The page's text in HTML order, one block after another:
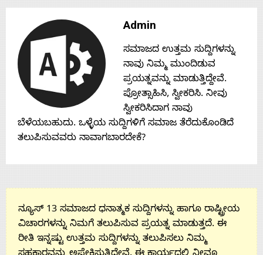
Admin
ಸಮಾಜದ ಉತ್ತಮ ಸುದ್ದಿಗಳನ್ನು
ನಾವು ನಿಮ್ಮ ಮುಂದಿಡುವ
ಪ್ರಯತ್ನವನ್ನು ಮಾಡುತ್ತಿದ್ದೇವೆ.
ಪ್ರೋತ್ಸಾಹಿಸಿ, ಸ್ವೀಕರಿಸಿ. ನೀವು
ಸ್ವೀಕರಿಸಿದಾಗ ನಾವು
ಬೆಳೆಯಬಹುದು. ಒಳ್ಳೆಯ ಸುದ್ದಿಗಳಿಗೆ ಸಮಾಜ ತೆರೆದುಕೊಂಡಿದೆ
ತಲುಪಿಸುವವರು ನಾವಾಗಬಾರದೇಕೆ?
ನ್ಯೂಸ್ 13 ಸಮಾಜದ ಧನಾತ್ಮಕ ಸುದ್ದಿಗಳನ್ನು ಹಾಗೂ ರಾಷ್ಟ್ರೀಯ
ವಿಚಾರಗಳನ್ನು ನಿಮಗೆ ತಲುಪಿಸುವ ಪ್ರಯತ್ನ ಮಾಡುತ್ತದೆ. ಈ
ರೀತಿ ಇನ್ನಷ್ಟು ಉತ್ತಮ ಸುದ್ದಿಗಳನ್ನು ತಲುಪಿಸಲು ನಿಮ್ಮ